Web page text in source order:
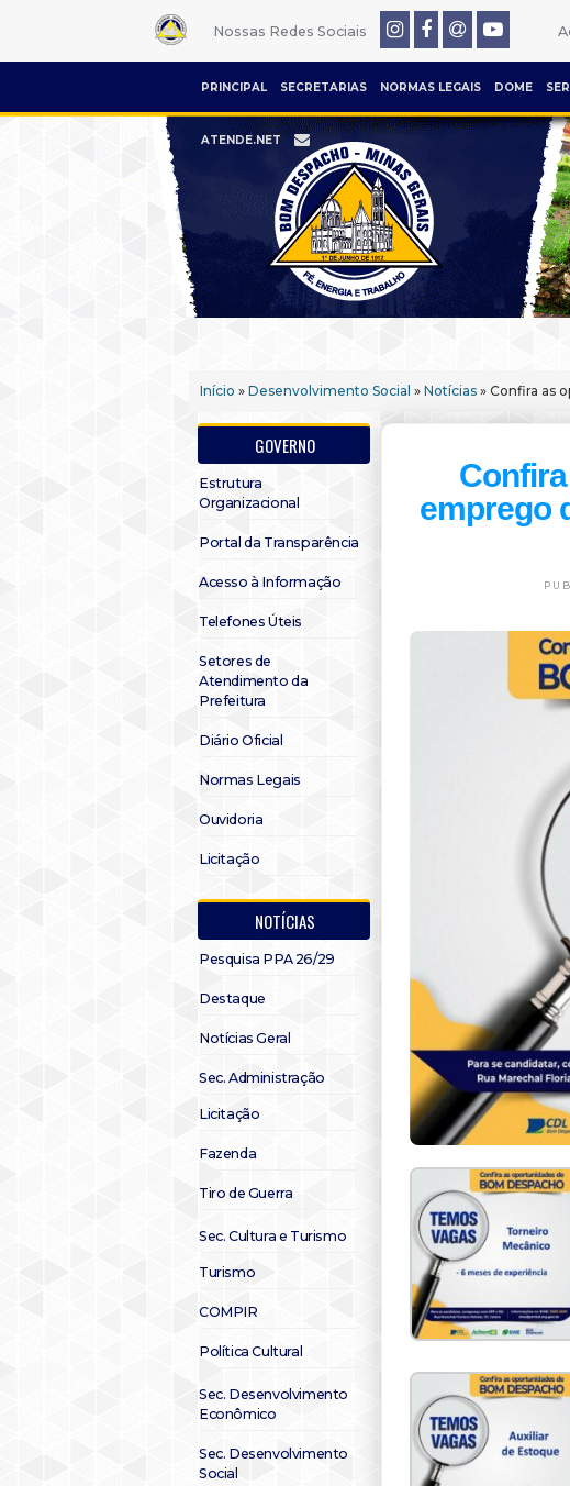
Nossas Redes Sociais
PRINCIPAL SECRETARIAS NORMAS LEGAIS DOME
ATENDE.NET
Início » Desenvolvimento Social » Notícias » Confira as
GOVERNO
Estrutura
Organizacional
Portal da Transparência
Acesso à Informação
Telefones Úteis
Setores de
Atendimento da
Prefeitura
Diário Oficial
Normas Legais
Ouvidoria
Licitação
NOTÍCIAS
Pesquisa PPA 26/29
Destaque
Notícias Geral
Sec. Administração
Licitação
Fazenda
Tiro de Guerra
Sec. Cultura e Turismo
Turismo
COMPIR
Política Cultural
Sec. Desenvolvimento
Econômico
Sec. Desenvolvimento
Social
emprego